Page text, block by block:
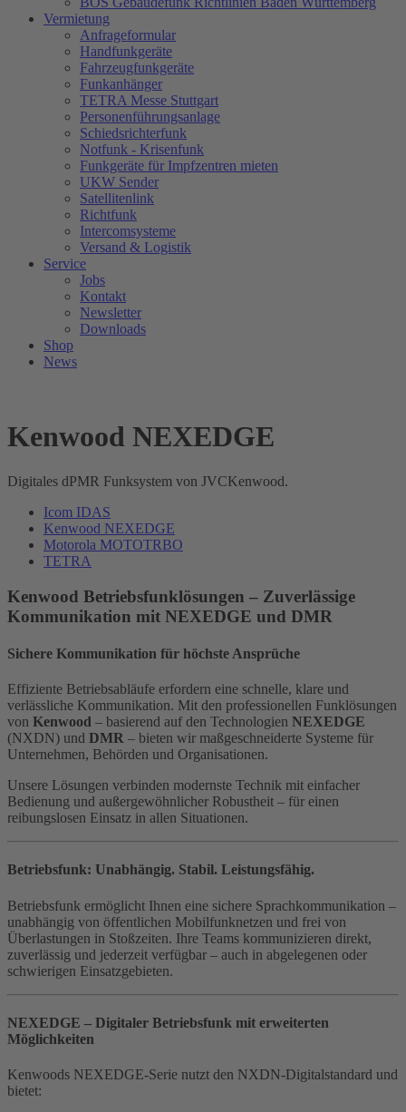
Vermietung
Anfrageformular
Handfunkgeräte
Fahrzeugfunkgeräte
Funkanhänger
TETRA Messe Stuttgart
Personenführungsanlage
Schiedsrichterfunk
Notfunk - Krisenfunk
Funkgeräte für Impfzentren mieten
UKW Sender
Satellitenlink
Richtfunk
Intercomsysteme
Versand & Logistik
Service
Jobs
Kontakt
Newsletter
Downloads
Shop
News
Kenwood NEXEDGE
Digitales dPMR Funksystem von JVCKenwood.
Icom IDAS
Kenwood NEXEDGE
Motorola MOTOTRBO
TETRA
Kenwood Betriebsfunklösungen – Zuverlässige
Kommunikation mit NEXEDGE und DMR
Sichere Kommunikation für höchste Ansprüche
Effiziente Betriebsabläufe erfordern eine schnelle, klare und
verlässliche Kommunikation. Mit den professionellen Funklösungen
von Kenwood – basierend auf den Technologien NEXEDGE
(NXDN) und DMR – bieten wir maßgeschneiderte Systeme für
Unternehmen, Behörden und Organisationen.
Unsere Lösungen verbinden modernste Technik mit einfacher
Bedienung und außergewöhnlicher Robustheit – für einen
reibungslosen Einsatz in allen Situationen.
Betriebsfunk: Unabhängig. Stabil. Leistungsfähig.
Betriebsfunk ermöglicht Ihnen eine sichere Sprachkommunikation –
unabhängig von öffentlichen Mobilfunknetzen und frei von
Überlastungen in Stoßzeiten. Ihre Teams kommunizieren direkt,
zuverlässig und jederzeit verfügbar – auch in abgelegenen oder
schwierigen Einsatzgebieten.
NEXEDGE – Digitaler Betriebsfunk mit erweiterten
Möglichkeiten
Kenwoods NEXEDGE-Serie nutzt den NXDN-Digitalstandard und
bietet: